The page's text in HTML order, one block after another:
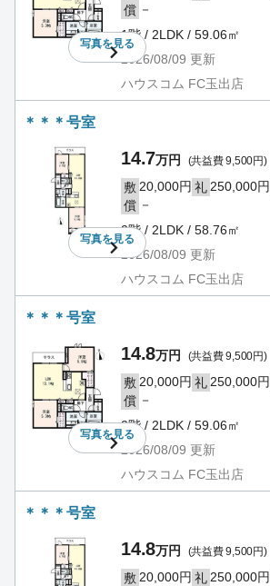
写真を見る
償 －
1階 / 2LDK / 59.06㎡
2026/08/09 更新
ハウスコム FC玉出店
＊＊＊号室
写真を見る
14.7万円 (共益費 9,500円)
敷 20,000円 礼 250,000円
償 －
2階 / 2LDK / 58.76㎡
2026/08/09 更新
ハウスコム FC玉出店
＊＊＊号室
写真を見る
14.8万円 (共益費 9,500円)
敷 20,000円 礼 250,000円
償 －
2階 / 2LDK / 59.06㎡
2026/08/09 更新
ハウスコム FC玉出店
＊＊＊号室
14.8万円 (共益費 9,500円)
敷 20,000円 礼 250,000円